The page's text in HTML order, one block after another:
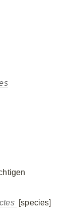
[species]